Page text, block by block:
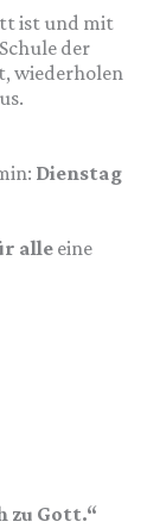
ist und mit
der
wiederholen
Dienstag
alleeine
zu Gott.“